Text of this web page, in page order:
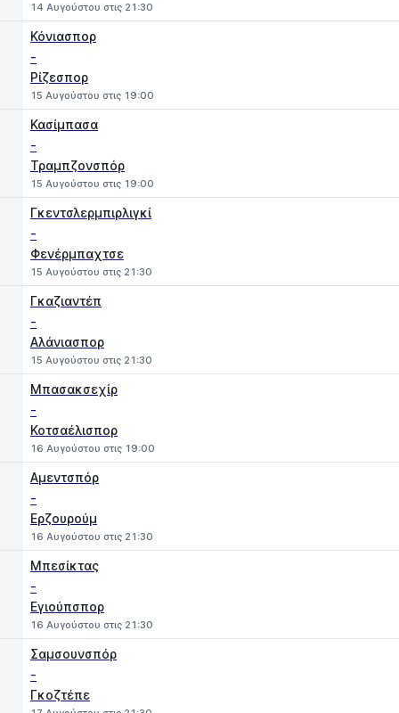
14 Αυγούστου στις 21:30
Κόνιασπορ
-
Ρίζεσπορ
15 Αυγούστου στις 19:00
Κασίμπασα
-
Τραμπζονσπόρ
15 Αυγούστου στις 19:00
Γκεντσλερμπιρλιγκί
-
Φενέρμπαχτσε
15 Αυγούστου στις 21:30
Γκαζιαντέπ
-
Αλάνιασπορ
15 Αυγούστου στις 21:30
Μπασακσεχίρ
-
Κοτσαέλισπορ
16 Αυγούστου στις 19:00
Αμεντσπόρ
-
Ερζουρούμ
16 Αυγούστου στις 21:30
Μπεσίκτας
-
Εγιούπσπορ
16 Αυγούστου στις 21:30
Σαμσουνσπόρ
-
Γκοζτέπε